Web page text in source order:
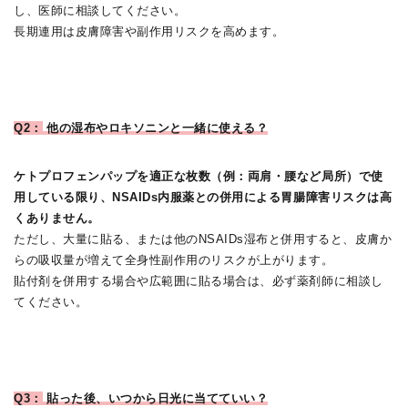
し、医師に相談してください。
長期連用は皮膚障害や副作用リスクを高めます。
Q2： 他の湿布やロキソニンと一緒に使える？
ケトプロフェンパップを適正な枚数（例：両肩・腰など局所）で使
用している限り、NSAIDs内服薬との併用による胃腸障害リスクは高
くありません。
ただし、大量に貼る、または他のNSAIDs湿布と併用すると、皮膚か
らの吸収量が増えて全身性副作用のリスクが上がります。
貼付剤を併用する場合や広範囲に貼る場合は、必ず薬剤師に相談し
てください。
Q3： 貼った後、いつから日光に当てていい？